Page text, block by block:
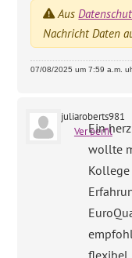
Aus
Nachricht Daten
07/08/2025 um 7:59 a.m.
juliaroberts981
Ver perfil
Ein
wollte
Kollege
flexibel